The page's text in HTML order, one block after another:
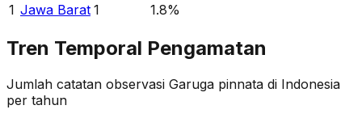
1 Jawa Barat 1 1.8%
Tren Temporal Pengamatan
Jumlah catatan observasi Garuga pinnata di Indonesia
per tahun